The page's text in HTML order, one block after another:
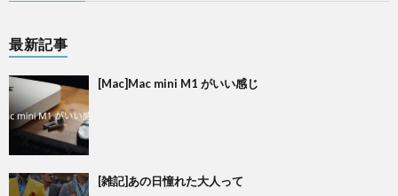
最新記事
[Mac]Mac mini M1 がいい感じ
[雑記]あの日憧れた大人って